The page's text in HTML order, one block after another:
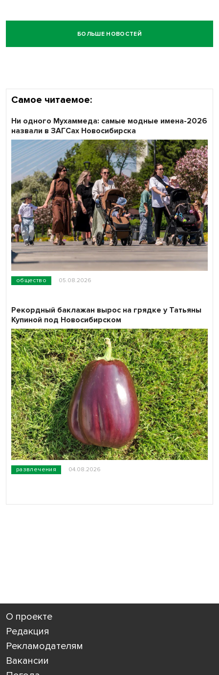
БОЛЬШЕ НОВОСТЕЙ
Самое читаемое:
общество 05.08.2026
Ни одного Мухаммеда: самые модные имена-2026
назвали в ЗАГСах Новосибирска
развлечения 04.08.2026
Рекордный баклажан вырос на грядке у Татьяны
Купиной под Новосибирском
О проекте
Редакция
Рекламодателям
Вакансии